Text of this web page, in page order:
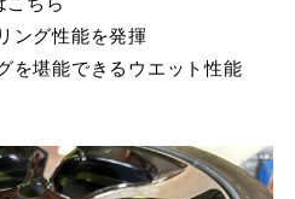
ング性能を発揮
を堪能できるウエット性能